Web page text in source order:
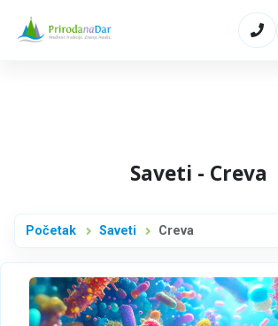
Saveti - Creva
Početak Saveti Creva